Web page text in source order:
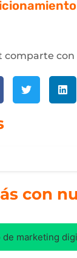
comparte con
con
de marketing